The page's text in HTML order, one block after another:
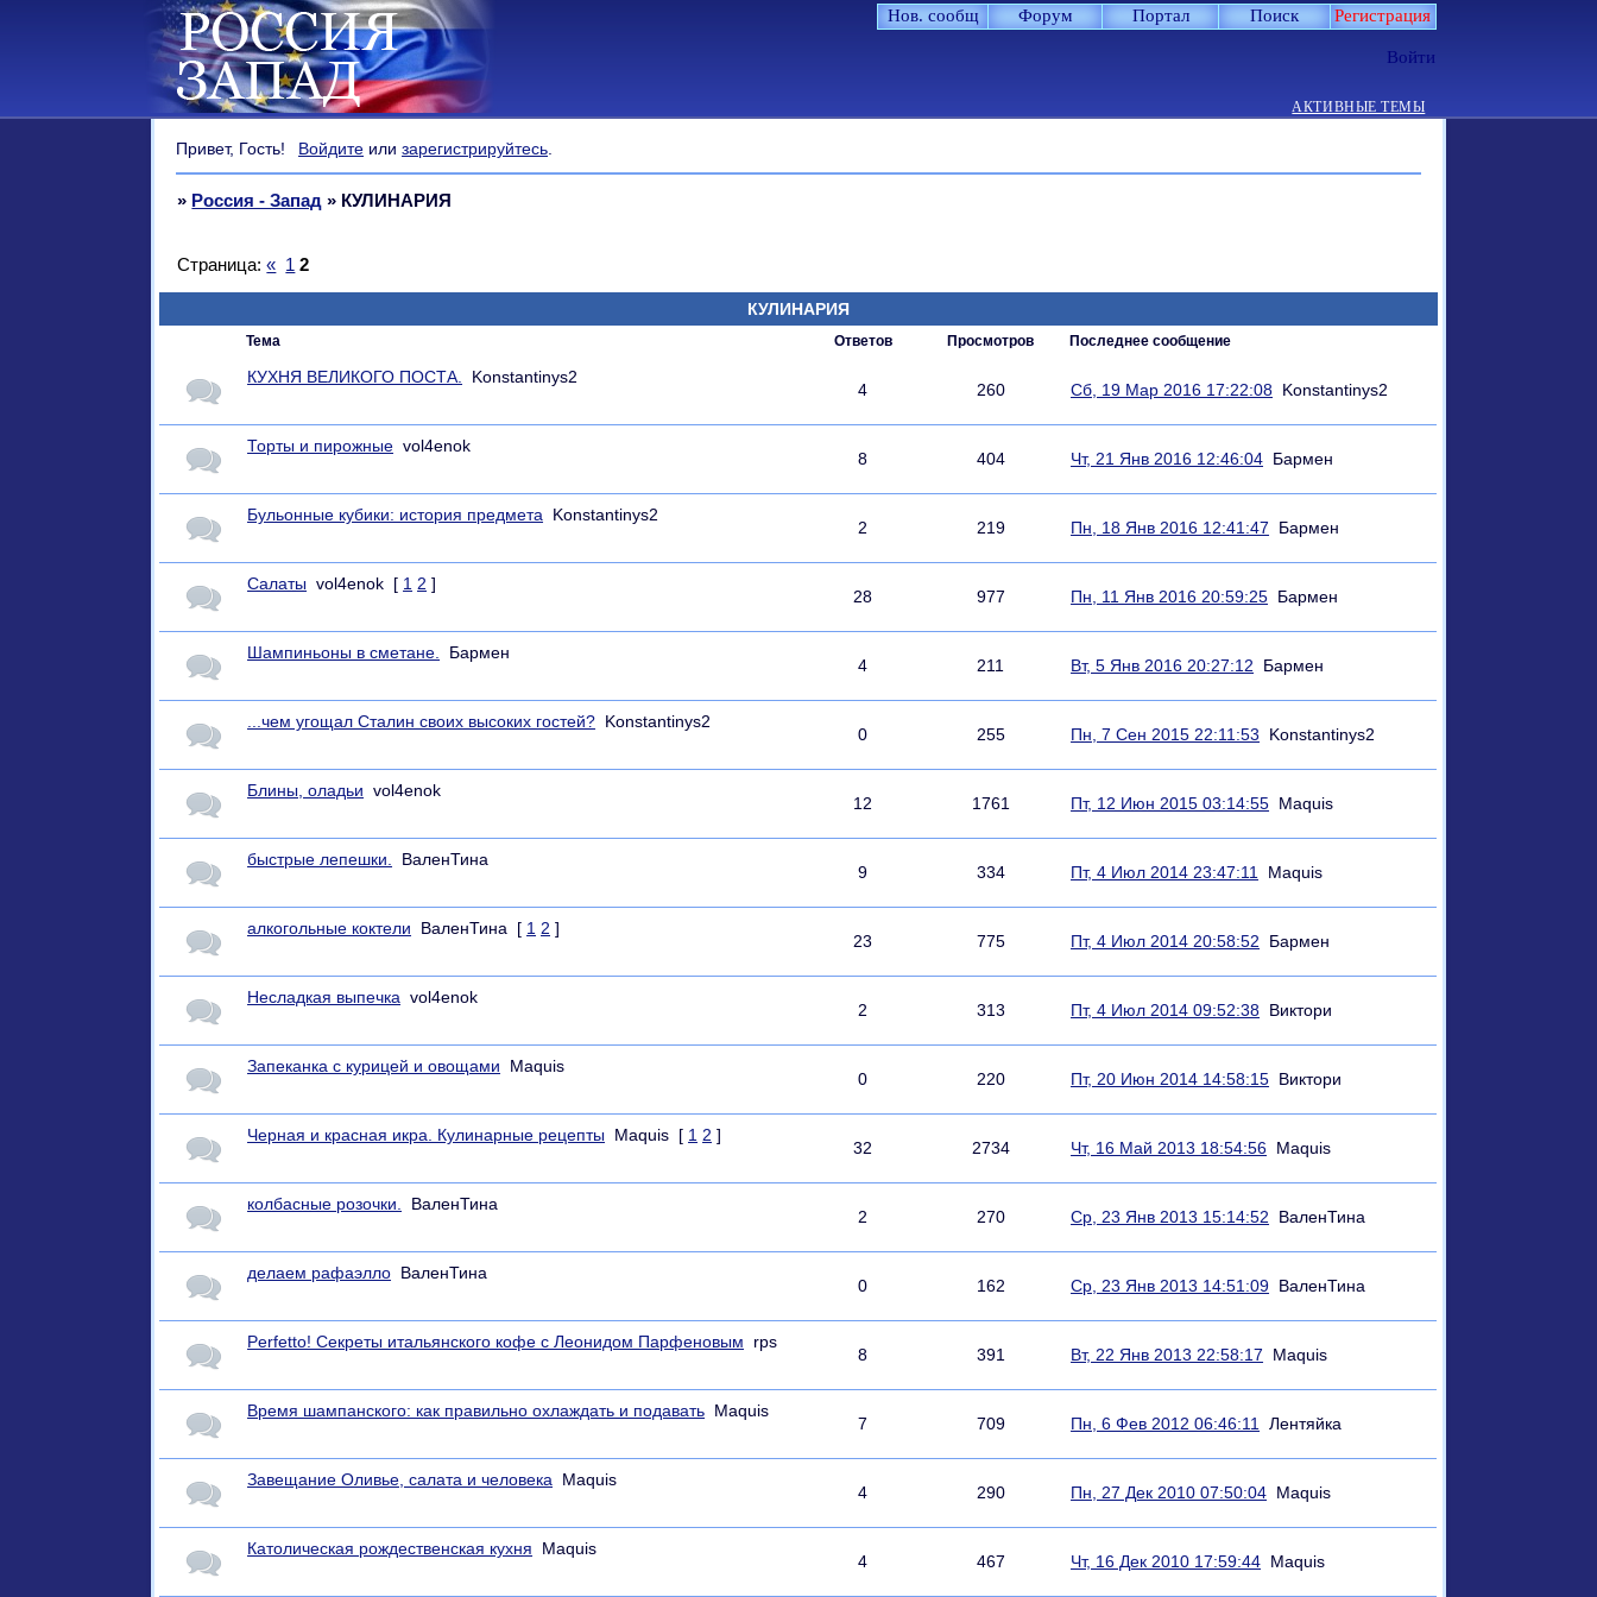
Нов. сообщ Форум Портал Поиск Регистрация
Войти
АКТИВНЫЕ ТЕМЫ
Привет, Гость! Войдите илизарегистрируйтесь.
» Россия - Запад » КУЛИНАРИЯ
КУЛИНАРИЯ
Страница:« 1 2
Тема Ответов Просмотров Последнее сообщение
КУХНЯ ВЕЛИКОГО ПОСТА. Konstantinys2
4 260 Сб, 19 Мар 2016 17:22:08 Konstantinys2
Торты и пирожные vol4enok
8 404 Чт, 21 Янв 2016 12:46:04 Бармен
Бульонные кубики: история предмета Konstantinys2
2 219 Пн, 18 Янв 2016 12:41:47 Бармен
Салаты vol4enok [ 1 2 ]
28 977 Пн, 11 Янв 2016 20:59:25 Бармен
Шампиньоны в сметане. Бармен
4 211 Вт, 5 Янв 2016 20:27:12 Бармен
...чем угощал Сталин своих высоких гостей? Konstantinys2
0 255 Пн, 7 Сен 2015 22:11:53 Konstantinys2
Блины, оладьи vol4enok
12 1761 Пт, 12 Июн 2015 03:14:55 Maquis
быстрые лепешки. ВаленТина
9 334 Пт, 4 Июл 2014 23:47:11 Maquis
алкогольные коктели ВаленТина [ 1 2 ]
23 775 Пт, 4 Июл 2014 20:58:52 Бармен
Несладкая выпечка vol4enok
2 313 Пт, 4 Июл 2014 09:52:38 Виктори
Запеканка с курицей и овощами Maquis
0 220 Пт, 20 Июн 2014 14:58:15 Виктори
Черная и красная икра. Кулинарные рецепты Maquis [ 1 2 ]
32 2734 Чт, 16 Май 2013 18:54:56 Maquis
колбасные розочки. ВаленТина
2 270 Ср, 23 Янв 2013 15:14:52 ВаленТина
делаем рафаэлло ВаленТина
0 162 Ср, 23 Янв 2013 14:51:09 ВаленТина
Perfetto! Секреты итальянского кофе с Леонидом Парфеновым rps
8 391 Вт, 22 Янв 2013 22:58:17 Maquis
Время шампанского: как правильно охлаждать и подавать Maquis
7 709 Пн, 6 Фев 2012 06:46:11 Лентяйка
Завещание Оливье, салата и человека Maquis
4 290 Пн, 27 Дек 2010 07:50:04 Maquis
Католическая рождественская кухня Maquis
4 467 Чт, 16 Дек 2010 17:59:44 Maquis